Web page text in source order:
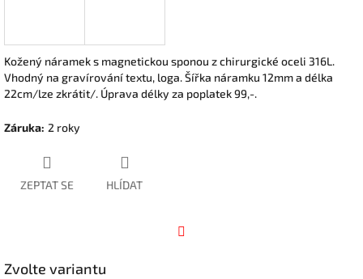
Kožený náramek s magnetickou sponou z chirurgické oceli 316L.
Vhodný na gravírování textu, loga. Šířka náramku 12mm a délka
22cm/lze zkrátit/. Úprava délky za poplatek 99,-.
Záruka: 2 roky
ZEPTAT SE HLÍDAT
Zvolte variantu